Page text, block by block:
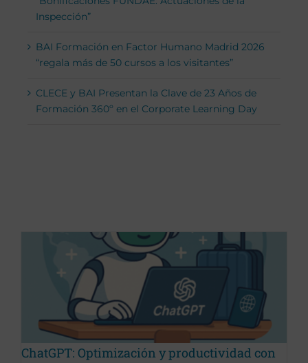
ChatGPT: Optimización y productividad con
Inspección”
BAI Formación en Factor Humano Madrid 2026
“regala más de 50 cursos a los visitantes”
CLECE y BAI Presentan la Clave de 23 Años de
Formación 360º en el Corporate Learning Day